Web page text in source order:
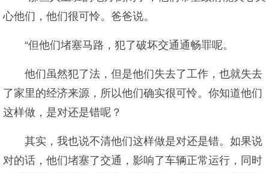
心他们，他们很可怜。爸爸说。
“但他们堵塞马路，犯了破坏交通通畅罪呢。
他们虽然犯了法，但是他们失去了工作，也就失去
了家里的经济来源，所以他们确实很可怜。你知道他们
这样做，是对还是错呢？
其实，我也说不清他们这样做是对还是错。如果说
对的话，他们堵塞了交通，影响了车辆正常运行，同时